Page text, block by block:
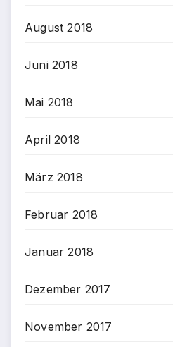
August 2018
Juni 2018
Mai 2018
April 2018
März 2018
Februar 2018
Januar 2018
Dezember 2017
November 2017